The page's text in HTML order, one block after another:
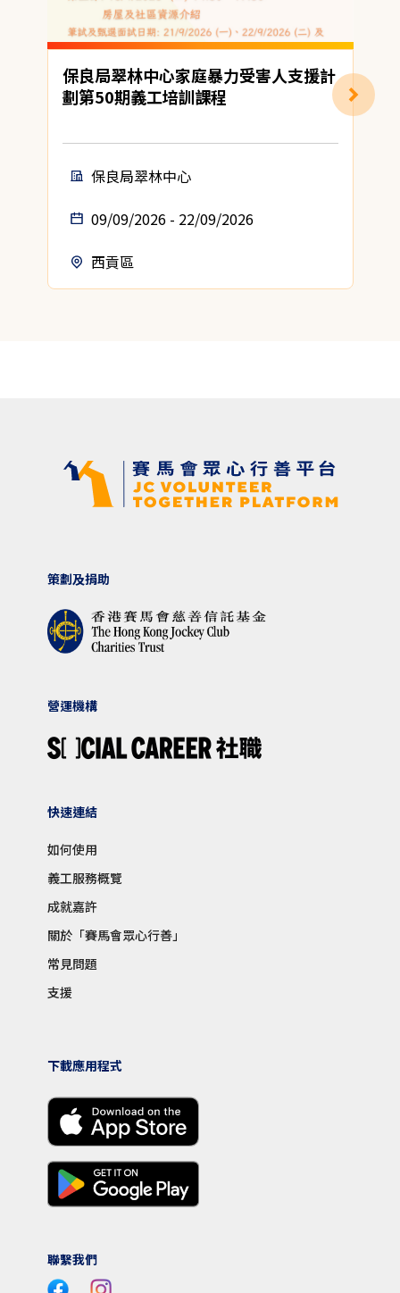
保良局翠林中心家庭暴力受害人支援計
劃第50期義工培訓課程
保良局翠林中心
09/09/2026 - 22/09/2026
西貢區
策劃及捐助
營運機構
快速連結
如何使用
義工服務概覽
成就嘉許
關於「賽馬會眾心行善」
常見問題
支援
下載應用程式
聯繫我們